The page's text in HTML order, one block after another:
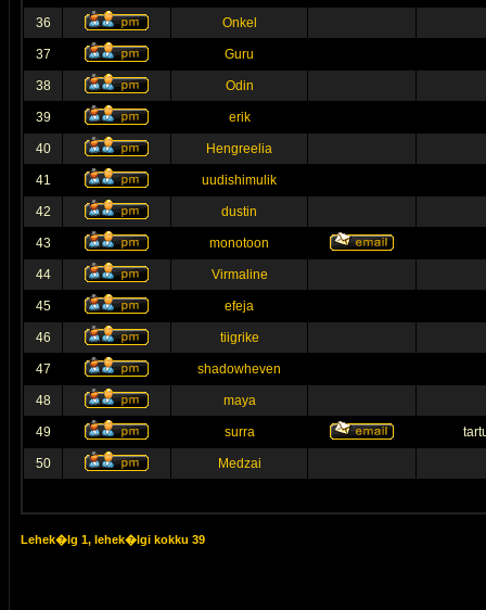
36 Onkel
37 Guru
38 Odin
39 erik
40 Hengreelia
41 uudishimulik
42 dustin
43 monotoon
44 Virmaline
45 efeja
46 tiigrike
47 shadowheven
48 maya
49 surra
50 Medzai
Lehek�lg 1, lehek�lgi kokku 39